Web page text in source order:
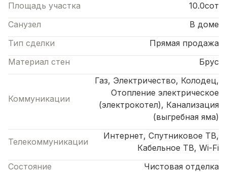
Площадь участка
10.0сот
Санузел
В доме
Тип сделки
Прямая продажа
Материал стен
Брус
Коммуникации
Газ, Электричество, Колодец,
Отопление электрическое
(электрокотел), Канализация
(выгребная яма)
Телекоммуникации
Интернет, Спутниковое ТВ,
Кабельное ТВ, Wi-Fi
Состояние
Чистовая отделка